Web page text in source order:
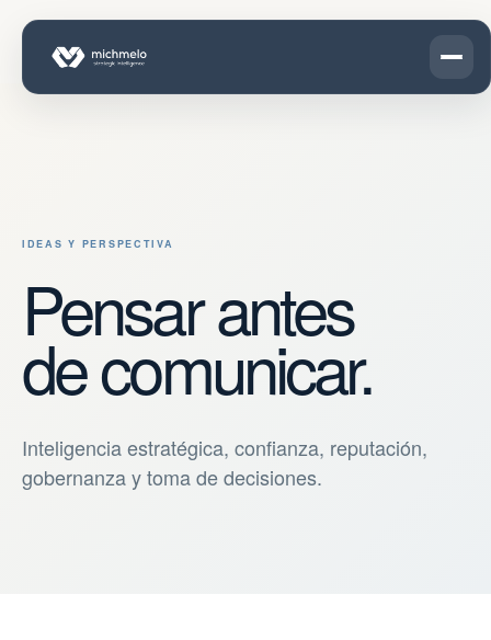
IDEAS Y PERSPECTIVA
Pensar antes
de comunicar.
Inteligencia estratégica, confianza, reputación,
gobernanza y toma de decisiones.